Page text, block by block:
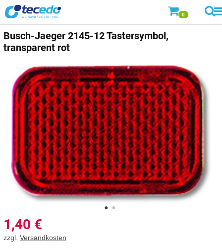
0
Busch-Jaeger 2145-12 Tastersymbol,
transparent rot
1,40 €
zzgl. Versandkosten